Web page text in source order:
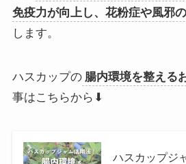
免疫力が向上し、花粉症や風邪
します。
ハスカップの 腸内環境を整える
事はこちらから⬇
ハスカップジ